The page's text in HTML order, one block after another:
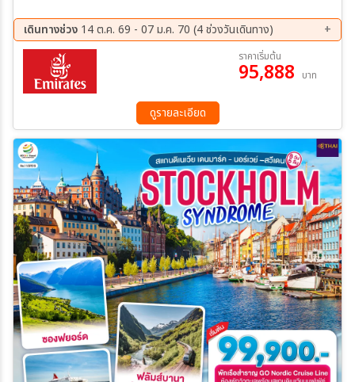
เดินทางช่วง 14 ต.ค. 69 - 07 ม.ค. 70 (4 ช่วงวันเดินทาง)
14 ต.ค. 69 - 23 ต.ค. 69
11 พ.ย. 69 - 20 พ.ย. 69
08 ธ.ค. 69 - 17 ธ.ค. 69
29 ธ.ค. 69 - 07 ม.ค. 70
ราคาเริ่มต้น
95,888 บาท
ดูรายละเอียด